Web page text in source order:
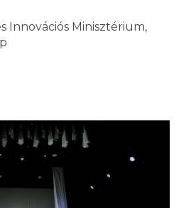
Innovációs Minisztérium,